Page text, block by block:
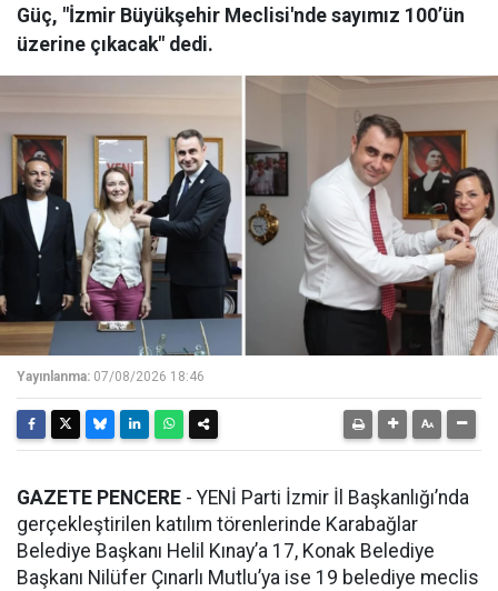
Güç, "İzmir Büyükşehir Meclisi'nde sayımız 100’ün
üzerine çıkacak" dedi.
Yayınlanma: 07/08/2026 18:46
GAZETE PENCERE - YENİ Parti İzmir İl Başkanlığı’nda
gerçekleştirilen katılım törenlerinde Karabağlar
Belediye Başkanı Helil Kınay’a 17, Konak Belediye
Başkanı Nilüfer Çınarlı Mutlu’ya ise 19 belediye meclis